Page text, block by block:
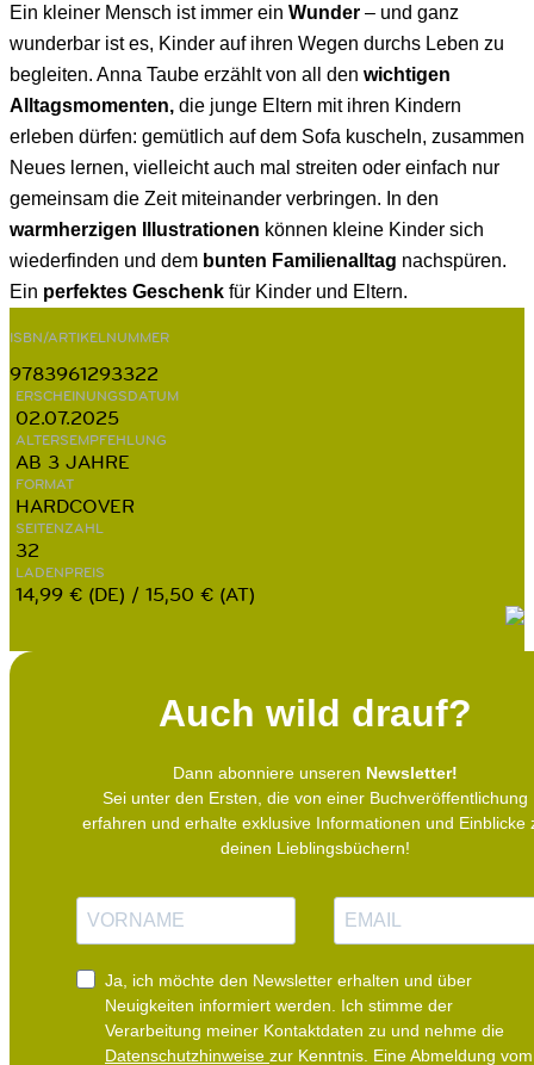
Ein kleiner Mensch ist immer ein Wunder – und ganz
wunderbar ist es, Kinder auf ihren Wegen durchs Leben zu
begleiten. Anna Taube erzählt von all den wichtigen
Alltagsmomenten, die junge Eltern mit ihren Kindern
erleben dürfen: gemütlich auf dem Sofa kuscheln, zusammen
Neues lernen, vielleicht auch mal streiten oder einfach nur
gemeinsam die Zeit miteinander verbringen. In den
warmherzigen Illustrationen können kleine Kinder sich
wiederfinden und dem bunten Familienalltag nachspüren.
Ein perfektes Geschenk für Kinder und Eltern.
ISBN/ARTIKELNUMMER
9783961293322
ERSCHEINUNGSDATUM
02.07.2025
ALTERSEMPFEHLUNG
AB 3 JAHRE
FORMAT
HARDCOVER
SEITENZAHL
32
LADENPREIS
14,99 € (DE) / 15,50 € (AT)
Auch wild drauf?
Dann abonniere unseren Newsletter!
Sei unter den Ersten, die von einer Buchveröffentlichung
erfahren und erhalte exklusive Informationen und Einblicke
deinen Lieblingsbüchern!
m
M
i
Ja, ich möchte den Newsletter erhalten und über
Neuigkeiten informiert werden.
Ich stimme der
Verarbeitung meiner Kontaktdaten zu und nehme die
Datenschutzhinweise zur Kenntnis. Eine Abmeldung vom